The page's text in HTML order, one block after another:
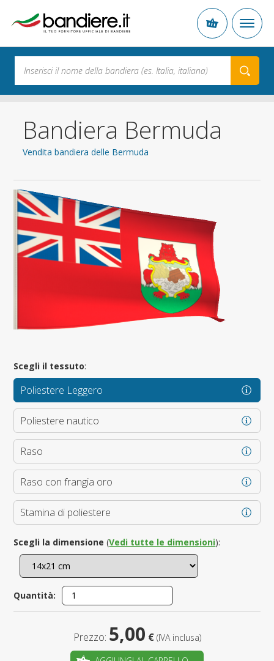
Bandiera Bermuda
Vendita bandiera delle Bermuda
Scegli il tessuto:
Poliestere Leggero
Poliestere nautico
Raso
Raso con frangia oro
Stamina di poliestere
Scegli la dimensione (Vedi tutte le dimensioni):
Quantità:
Prezzo: 5,00 € (IVA inclusa)